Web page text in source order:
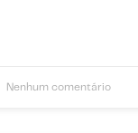
Nenhum comentário